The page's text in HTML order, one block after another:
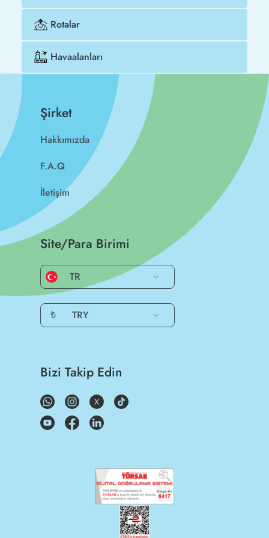
Rotalar
Havaalanları
Şirket
Hakkımızda
F.A.Q
İletişim
Site/Para Birimi
TR
₺ TRY
Bizi Takip Edin